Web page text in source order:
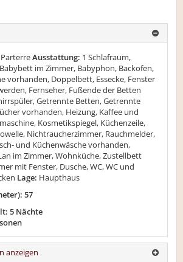
ParterreAusstattung: 1 Schlafraum,
im Zimmer, Babyphon, Backofen,
vorhanden, Doppelbett, Essecke, Fenster
Fernseher, Fußende der Betten
Getrennte Betten, Getrennte
vorhanden, Heizung, Kaffee und
Kosmetikspiegel, Küchenzeile,
Nichtraucherzimmer, Rauchmelder,
und Küchenwäsche vorhanden,
im Zimmer, Wohnküche, Zustellbett
mit Fenster, Dusche, WC, WC und
Lage: Haupthaus
57
5 Nächte
anzeigen